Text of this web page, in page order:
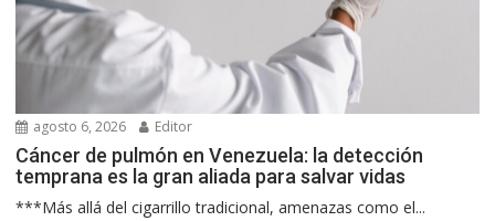
agosto 6, 2026 Editor
Cáncer de pulmón en Venezuela: la detección
temprana es la gran aliada para salvar vidas
***Más allá del cigarrillo tradicional, amenazas como el...